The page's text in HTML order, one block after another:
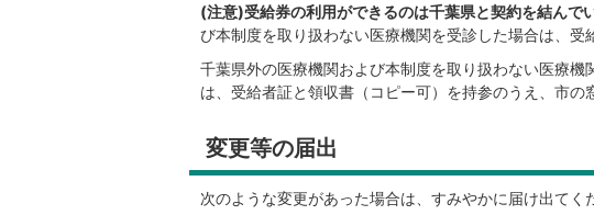
(注意)受給券の利用ができるのは千葉県と契約を結んで
び本制度を取り扱わない医療機関を受診した場合は、受
千葉県外の医療機関および本制度を取り扱わない医療
は、受給者証と領収書（コピー可）を持参のうえ、市の
変更等の届出
次のような変更があった場合は、すみやかに届け出てく